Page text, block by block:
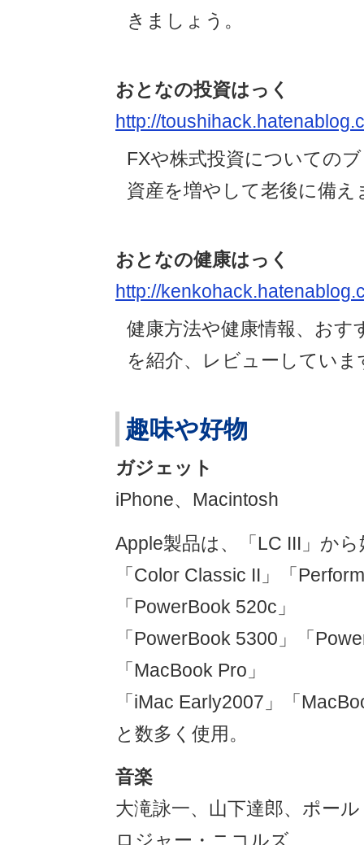
きましょう。
おとなの投資はっく
http://
FXや株式投資についての
資産を増やして老後に備え
おとなの健康はっく
http://
健康方法や健康情報、おす
を紹介、レビューしていま
趣味や好物
ガジェット
iPhone、Macintosh
Apple製品は、「LC III」か
「Color Classic II」「
「PowerBook 520c」
「PowerBook 5300」「
「MacBook Pro」
「iMac Early2007」「
と数多く使用。
音楽
大滝詠一、山下達郎、ポー
ロジャー・ニコルズ